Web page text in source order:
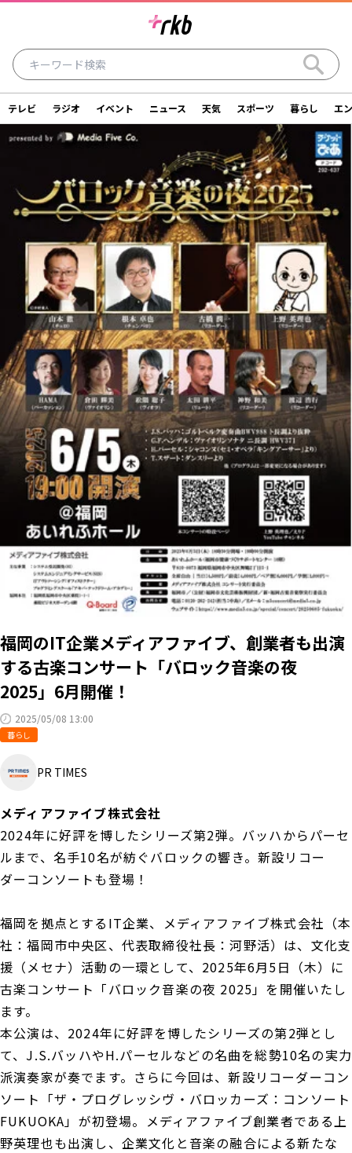
テレビ ラジオ イベント ニュース
スポーツ 暮らし エンタメ
SDGs アナウンサー ライター シリーズ
投稿 ショッピング SNS一覧
ご意見・お問い合わせ
後援依頼申請について
スタジオ見学について
採用情報について
会社情報
RKB毎日ホールディングス
RKB毎日放送株式会社
関連会社
サイトポリシー
視聴データ取り扱いについて
著作権とリンク
利用者情報の外部送信について
テレビ ラジオ イベント ニュース 天気 スポーツ 暮らし エ
福岡のIT企業メディアファイブ、創業者も出演
する古楽コンサート「バロック音楽の夜
2025」6月開催！
2025/05/08 13:00
暮らし
PR TIMES
メディアファイブ株式会社
2024年に好評を博したシリーズ第2弾。バッハからパーセ
ルまで、名手10名が紡ぐバロックの響き。新設リコー
ダーコンソートも登場！
福岡を拠点とするIT企業、メディアファイブ株式会社（本
社：福岡市中央区、代表取締役社長：河野活）は、文化支
援（メセナ）活動の一環として、2025年6月5日（木）に
古楽コンサート「バロック音楽の夜 2025」を開催いたし
ます。
本公演は、2024年に好評を博したシリーズの第2弾とし
て、J.S.バッハやH.パーセルなどの名曲を総勢10名の実力
派演奏家が奏でます。さらに今回は、新設リコーダーコン
ソート「ザ・プログレッシヴ・バロッカーズ：コンソート
FUKUOKA」が初登場。メディアファイブ創業者である上
野英理也も出演し、企業文化と音楽の融合による新たな